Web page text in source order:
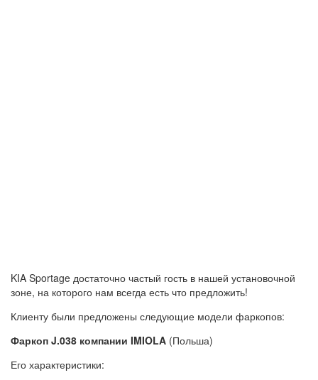
KIA Sportage достаточно частый гость в нашей установочной
зоне, на которого нам всегда есть что предложить!
Клиенту были предложены следующие модели фаркопов:
Фаркоп J.038 компании IMIOLA (Польша)
Его характеристики: